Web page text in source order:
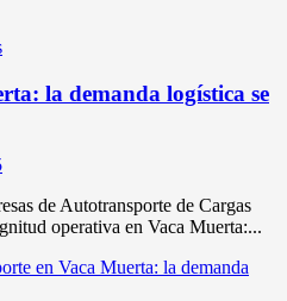
la demanda logística se
de Autotransporte de Cargas
operativa en Vaca Muerta:...
en Vaca Muerta: la demanda